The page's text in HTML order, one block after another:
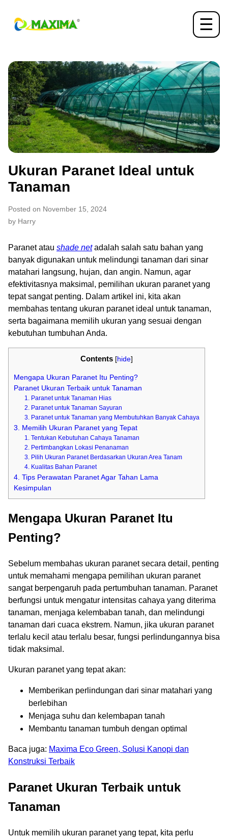
☰
Ukuran Paranet Ideal untuk
Tanaman
Posted on November 15, 2024
by Harry
Paranet atau shade netadalah salah satu bahan yang
banyak digunakan untuk melindungi tanaman dari sinar
matahari langsung, hujan, dan angin. Namun, agar
efektivitasnya maksimal, pemilihan ukuran paranet yang
tepat sangat penting. Dalam artikel ini, kita akan
membahas tentang ukuran paranet ideal untuk tanaman,
serta bagaimana memilih ukuran yang sesuai dengan
kebutuhan tumbuhan Anda.
Contents [hide]
Mengapa Ukuran Paranet Itu Penting?
Paranet Ukuran Terbaik untuk Tanaman
1. Paranet untuk Tanaman Hias
2. Paranet untuk Tanaman Sayuran
3. Paranet untuk Tanaman yang Membutuhkan Banyak Cahaya
3. Memilih Ukuran Paranet yang Tepat
1. Tentukan Kebutuhan Cahaya Tanaman
2. Pertimbangkan Lokasi Penanaman
3. Pilih Ukuran Paranet Berdasarkan Ukuran Area Tanam
4. Kualitas Bahan Paranet
4. Tips Perawatan Paranet Agar Tahan Lama
Kesimpulan
Mengapa Ukuran Paranet Itu
Penting?
Sebelum membahas ukuran paranet secara detail, penting
untuk memahami mengapa pemilihan ukuran paranet
sangat berpengaruh pada pertumbuhan tanaman. Paranet
berfungsi untuk mengatur intensitas cahaya yang diterima
tanaman, menjaga kelembaban tanah, dan melindungi
tanaman dari cuaca ekstrem. Namun, jika ukuran paranet
terlalu kecil atau terlalu besar, fungsi perlindungannya bisa
tidak maksimal.
Ukuran paranet yang tepat akan:
Memberikan perlindungan dari sinar matahari yang
berlebihan
Menjaga suhu dan kelembapan tanah
Membantu tanaman tumbuh dengan optimal
Baca juga: Maxima Eco Green, Solusi Kanopi dan
Konstruksi Terbaik
Paranet Ukuran Terbaik untuk
Tanaman
Untuk memilih ukuran paranet yang tepat, kita perlu